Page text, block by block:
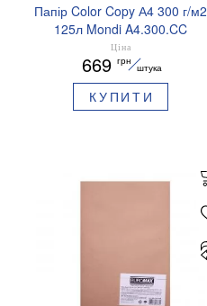
Папір Color Copy А4 300 г/м2
125л Mondi A4.300.CC
Ціна
669 грн
штука
КУПИТИ